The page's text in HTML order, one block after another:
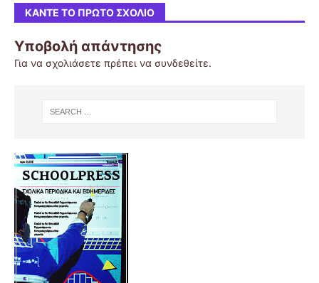
ΚΆΝΤΕ ΤΟ ΠΡΏΤΟ ΣΧΌΛΙΟ
Υποβολή απάντησης
Για να σχολιάσετε πρέπει να συνδεθείτε.